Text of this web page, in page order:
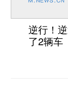
逆行！
了2辆车